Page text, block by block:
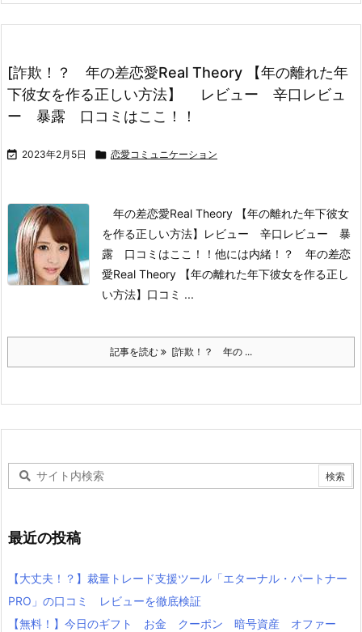
[詐欺！？ 年の差恋愛Real Theory 【年の離れた年
下彼女を作る正しい方法】 レビュー 辛口レビュ
ー 暴露 口コミはここ！！
 2023年2月5日  恋愛コミュニケーション
年の差恋愛Real Theory 【年の離れた年下彼女
を作る正しい方法】
レビュー 辛口レビュー 暴
露 口コミはここ！！ 他には内緒！？ 年の差恋
愛Real Theory 【年の離れた年下彼女を作る正し
い方法】 口コミ ...
記事を読む [詐欺！？ 年の ...
最近の投稿
【大丈夫！？】裁量トレード支援ツール「エターナル・パートナー
PRO」の口コミ レビューを徹底検証
【無料！】今日のギフト お金 クーポン 暗号資産 オファー